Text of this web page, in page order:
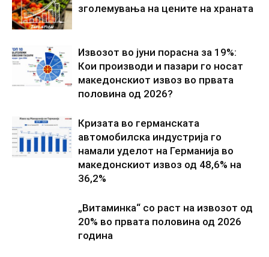
зголемувања на цените на храната
Извозот во јуни порасна за 19%:
Кои производи и пазари го носат
македонскиот извоз во првата
половина од 2026?
Кризата во германската
автомобилска индустрија го
намали уделот на Германија во
македонскиот извоз од 48,6% на
36,2%
„Витаминка“ со раст на извозот од
20% во првата половина од 2026
година